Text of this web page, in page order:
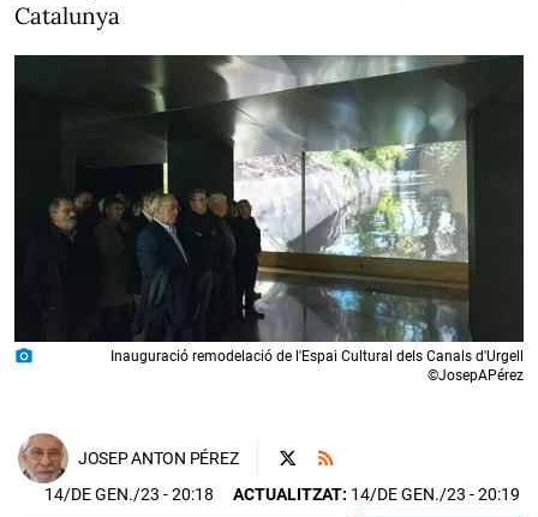
Catalunya
photo_camera
Inauguració remodelació de l'Espai Cultural dels Canals d'Urgell
©JosepAPérez
JOSEP ANTON PÉREZ
14/DE GEN./23 - 20:18 ACTUALITZAT: 14/DE GEN./23 - 20:19